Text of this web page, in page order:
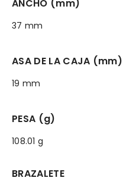
ANCHO (mm)
37 mm
ASA DE LA CAJA (mm)
19 mm
PESA (g)
108.01 g
BRAZALETE